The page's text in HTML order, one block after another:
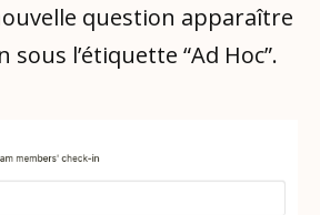
question apparaître
sous l’étiquette “Ad Hoc”.